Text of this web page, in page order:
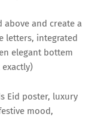
and create a
letters, integrated
elegant bottem
Eid poster, luxury
mood,